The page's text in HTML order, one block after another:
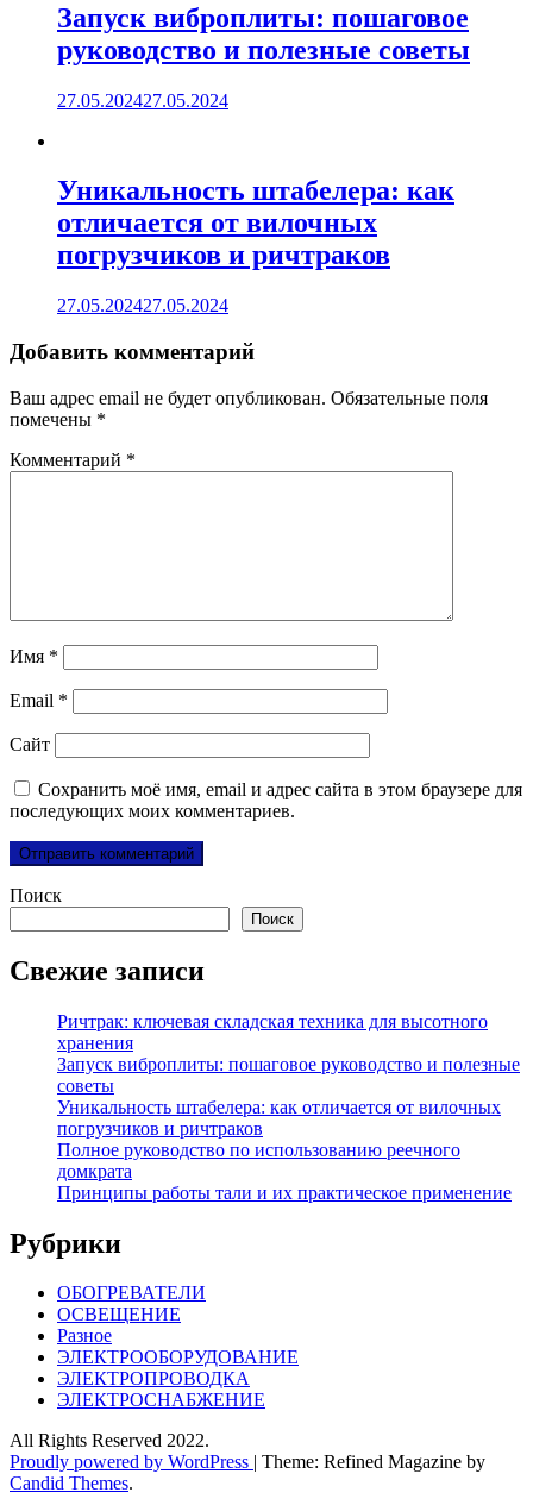
Запуск виброплиты: пошаговое
руководство и полезные советы
27.05.202427.05.2024
Уникальность штабелера: как
отличается от вилочных
погрузчиков и ричтраков
27.05.202427.05.2024
Добавить комментарий
Ваш адрес email не будет опубликован. Обязательные поля
помечены *
Комментарий *
Имя *
Email *
Сайт
Сохранить моё имя, email и адрес сайта в этом браузере для
последующих моих комментариев.
Поиск
Поиск
Свежие записи
Ричтрак: ключевая складская техника для высотного
хранения
Запуск виброплиты: пошаговое руководство и полезные
советы
Уникальность штабелера: как отличается от вилочных
погрузчиков и ричтраков
Полное руководство по использованию реечного
домкрата
Принципы работы тали и их практическое применение
Рубрики
ОБОГРЕВАТЕЛИ
ОСВЕЩЕНИЕ
Разное
ЭЛЕКТРООБОРУДОВАНИЕ
ЭЛЕКТРОПРОВОДКА
ЭЛЕКТРОСНАБЖЕНИЕ
All Rights Reserved 2022.
Proudly powered by WordPress
Theme: Refined Magazine by
Candid Themes.